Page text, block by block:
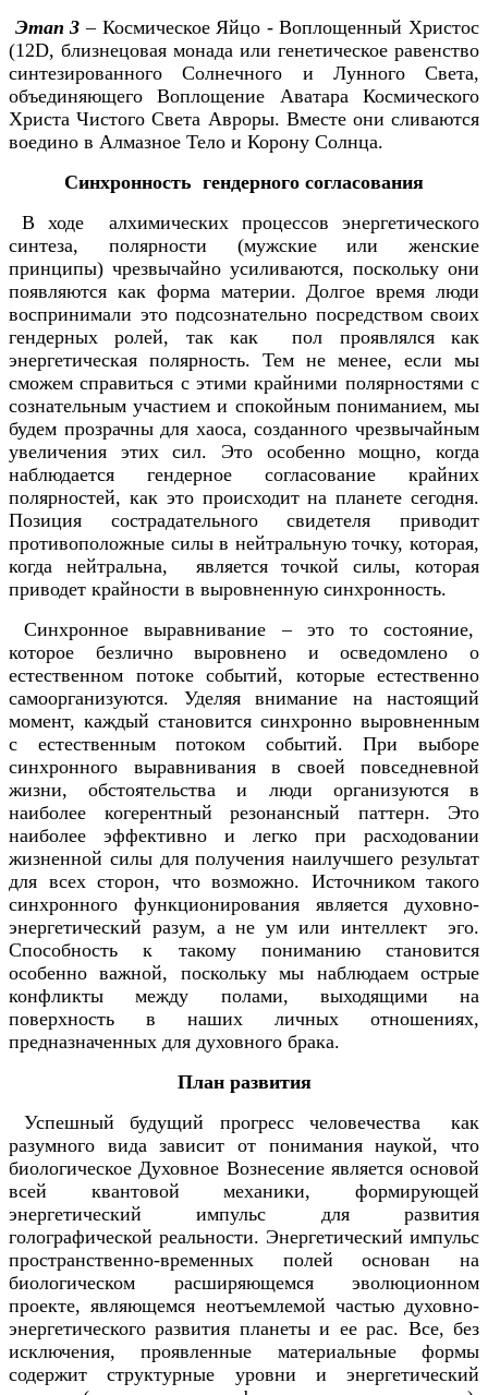
Этап 3 – Космическое Яйцо - Воплощенный Христос
(12D, близнецовая монада или генетическое равенство
синтезированного Солнечного и Лунного Света,
объединяющего Воплощение Аватара Космического
Христа Чистого Света Авроры. Вместе они сливаются
воедино в Алмазное Тело и Корону Солнца.
Синхронность гендерного согласования
В ходе алхимических процессов энергетического
синтеза, полярности (мужские или женские
принципы) чрезвычайно усиливаются, поскольку они
появляются как форма материи. Долгое время люди
воспринимали это подсознательно посредством своих
гендерных ролей, так как пол проявлялся как
энергетическая полярность. Тем не менее, если мы
сможем справиться с этими крайними полярностями с
сознательным участием и спокойным пониманием, мы
будем прозрачны для хаоса, созданного чрезвычайным
увеличения этих сил. Это особенно мощно, когда
наблюдается гендерное согласование крайних
полярностей, как это происходит на планете сегодня.
Позиция сострадательного свидетеля приводит
противоположные силы в нейтральную точку, которая,
когда нейтральна, является точкой силы, которая
приводет крайности в выровненную синхронность.
Синхронное выравнивание – это то состояние,
которое безлично выровнено и осведомлено о
естественном потоке событий, которые естественно
самоорганизуются. Уделяя внимание на настоящий
момент, каждый становится синхронно выровненным
с естественным потоком событий. При выборе
синхронного выравнивания в своей повседневной
жизни, обстоятельства и люди организуются в
наиболее когерентный резонансный паттерн. Это
наиболее эффективно и легко при расходовании
жизненной силы для получения наилучшего результат
для всех сторон, что возможно. Источником такого
синхронного функционирования является духовно-
энергетический разум, а не ум или интеллект эго.
Способность к такому пониманию становится
особенно важной, поскольку мы наблюдаем острые
конфликты между полами, выходящими на
поверхность в наших личных отношениях,
предназначенных для духовного брака.
План развития
Успешный будущий прогресс человечества как
разумного вида зависит от понимания наукой, что
биологическое Духовное Вознесение является основой
всей квантовой механики, формирующей
энергетический импульс для развития
голографической реальности. Энергетический импульс
пространственно-временных полей основан на
биологическом расширяющемся эволюционном
проекте, являющемся неотъемлемой частью духовно-
энергетического развития планеты и ее рас. Все, без
исключения, проявленные материальные формы
содержит структурные уровни и энергетический